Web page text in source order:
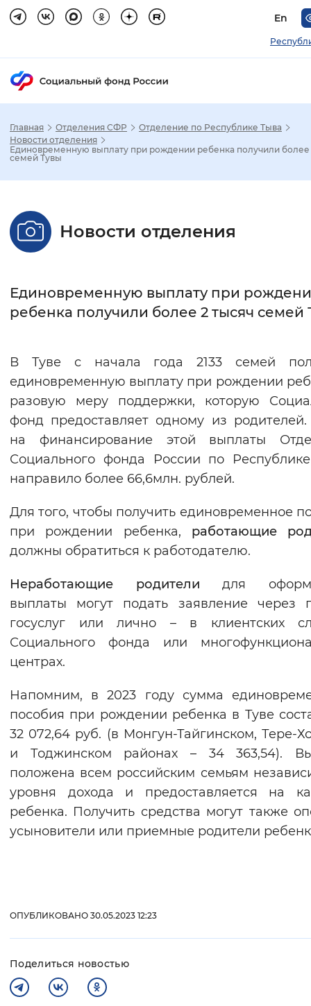
En
Стандартный Увеличенный
Без засечек С засечками
Нормальный Увеличенный
Цвет сайта
Монохромный Инверсивный
Синий фон
Включены Выключены
Звуковой ассистент
Воспроизвести Остановить
Вернуть стандартные настройки
Главная Отделения СФР
Отделение по Республике Тыва
Новости отделения
Единовременную выплату при рождении ребенка получили более
семей Тувы
Новости отделения
Единовременную выплату при
ребенка получили более 2 тысяч семей
В Туве с начала года 2133 семей
единовременную выплату при рождении
разовую меру поддержки, которую
фонд предоставляет одному из родителей.
на финансирование этой выплаты
Социального фонда России по
направило более 66,6млн. рублей.
Для того, чтобы получить единовременное
при рождении ребенка, работающие
должны обратиться к работодателю.
Неработающие родителидля
выплаты могут подать заявление через
госуслуг или лично – в клиентских
Социального фонда или
центрах.
Напомним, в 2023 году сумма
пособия при рождении ребенка в Туве
32 072,64 руб. (в Монгун-Тайгинском, Тере-
и Тоджинском районах – 34 363,54).
положена всем российским семьям
уровня дохода и предоставляется на
ребенка. Получить средства могут также
усыновители или приемные родители
ОПУБЛИКОВАНО 30.05.2023 12:23
Поделиться новостью